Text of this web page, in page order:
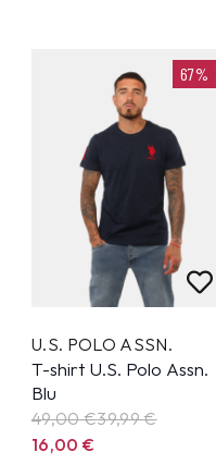
67%
U.S. POLO ASSN.
T-shirt U.S. Polo Assn.
Blu
49,00 €39,99€
16,00€